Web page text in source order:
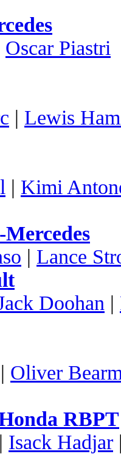
Oscar Piastri
| Lewis
| Kimi
| Lance
Doohan |
| Oliver
RBPT
| Isack Hadjar